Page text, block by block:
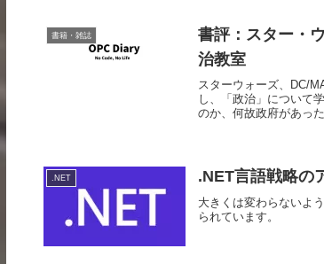
書籍・雑誌
書評：スター・
治教室
スターウォーズ、DC/
し、「政治」について
のか、何故政府があっ
.NET .NET言語戦略の
大きくは変わらないよ
られています。